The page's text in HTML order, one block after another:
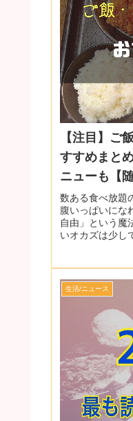
【注目】ご
すすめまと
ニューも【
数ある食べ放題
腹いっぱいにな
自由」という魔
いオカズは少し
生活/ニュース